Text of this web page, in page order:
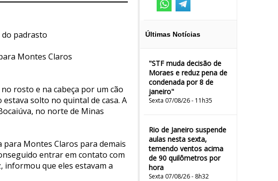
Últimas Notícias
"STF muda decisão de
Moraes e reduz pena de
condenada por 8 de
janeiro"
Sexta 07/08/26 - 11h35
Rio de Janeiro suspende
aulas nesta sexta,
temendo ventos acima
de 90 quilômetros por
hora
Sexta 07/08/26 - 8h32
do padrasto
Montes Claros
rosto e na cabeça por um cão
solto no quintal de casa. A
no norte de Minas
Montes Claros para demais
entrar em contato com
informou que eles estavam a